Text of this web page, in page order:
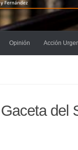
Opinión Acción
del